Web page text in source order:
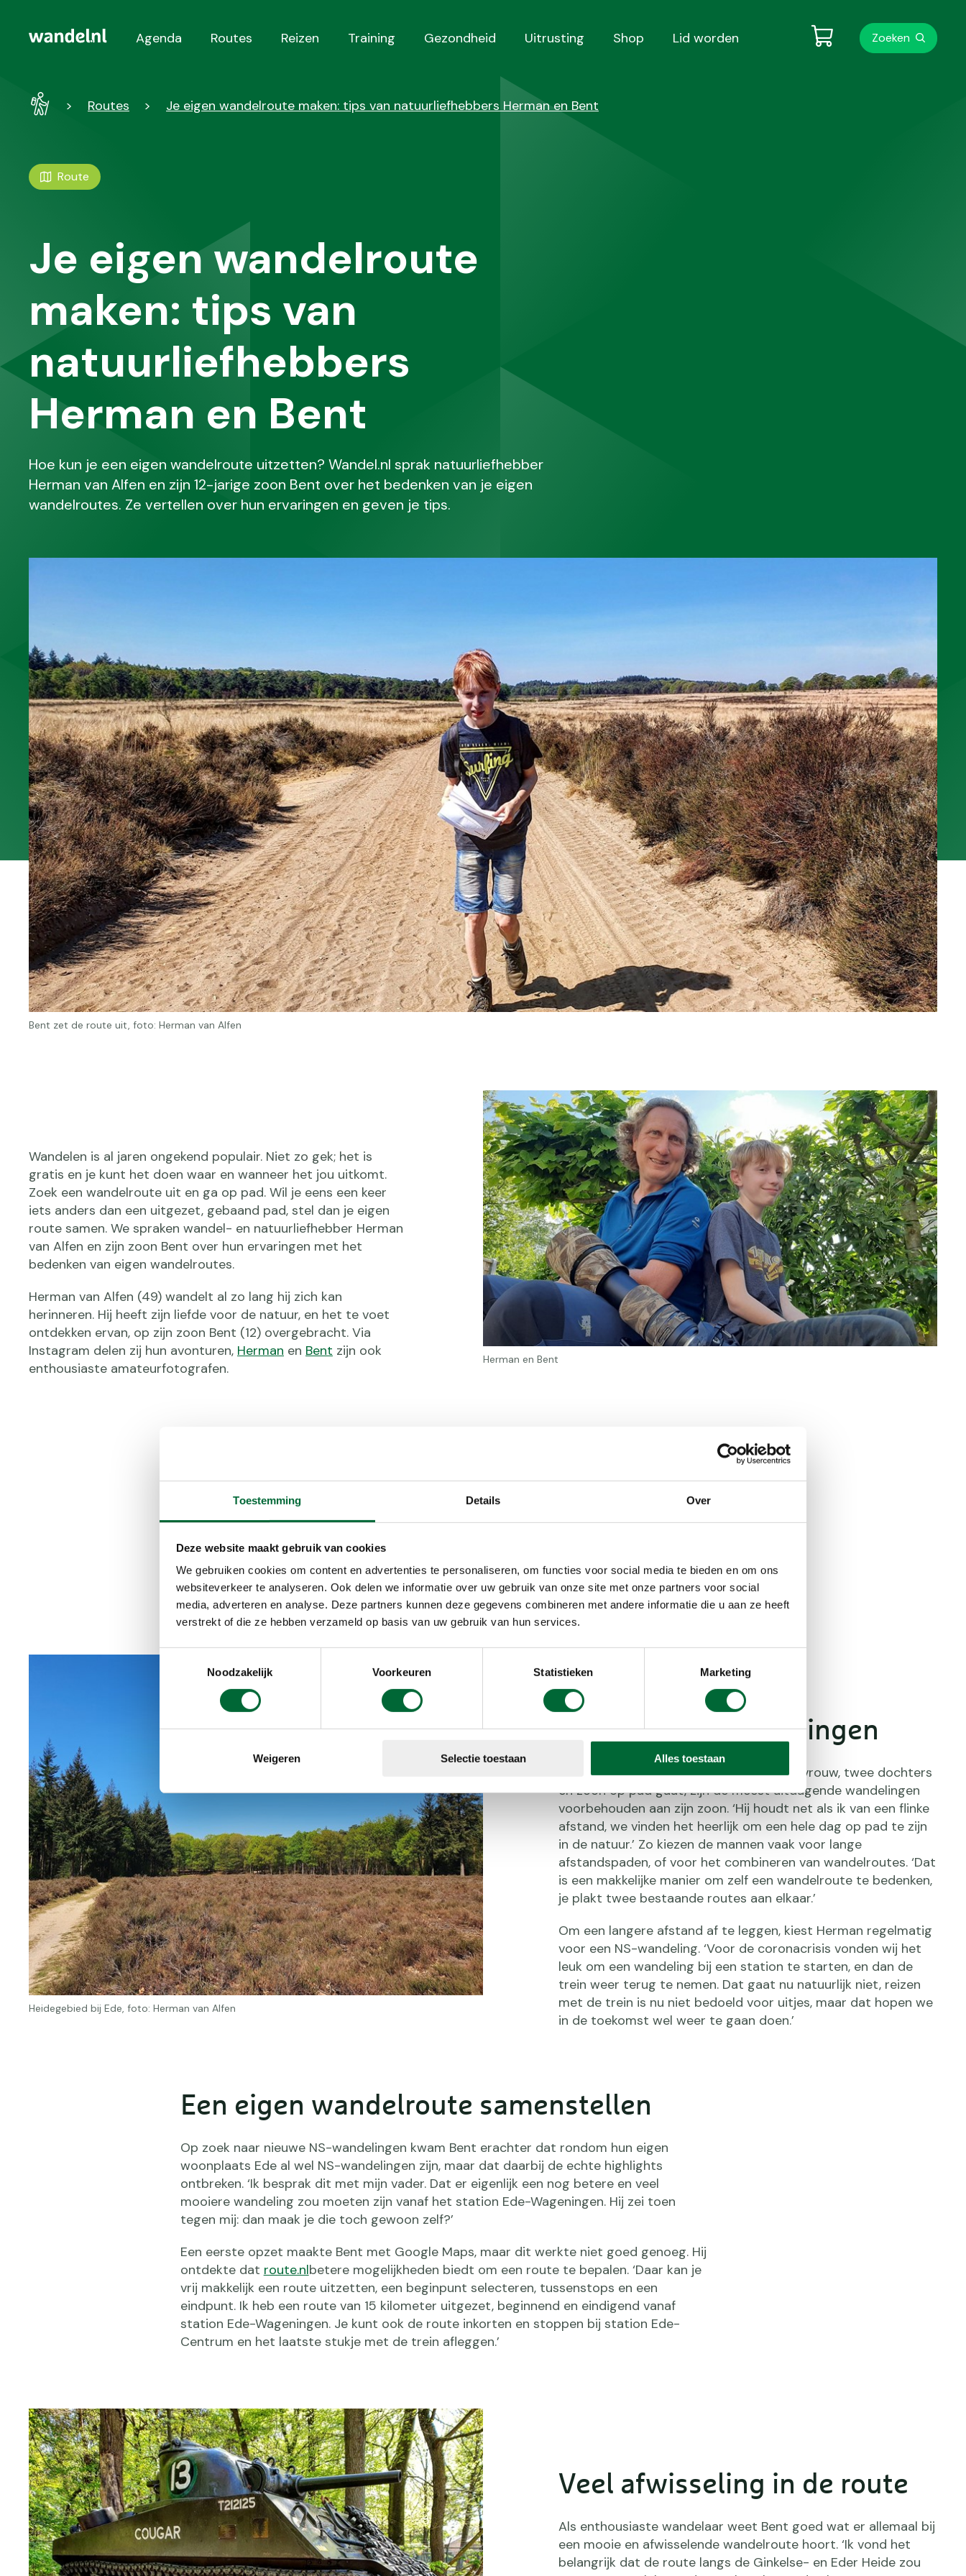
Toestemming Details Over
Deze website maakt gebruik van cookies
We gebruiken cookies om content en advertenties te personaliseren, om functies voor social media te bieden en om ons
websiteverkeer te analyseren. Ook delen we informatie over uw gebruik van onze site met onze partners voor social
media, adverteren en analyse. Deze partners kunnen deze gegevens combineren met andere informatie die u aan ze heeft
verstrekt of die ze hebben verzameld op basis van uw gebruik van hun services.
Toestemmingsselectie
Noodzakelijk
Voorkeuren Statistieken Marketing
Weigeren Selectie toestaan Alles toestaan
Hoofdnavigatie
Agenda Routes Reizen Training Gezondheid Uitrusting Shop Lid worden Zoeken
WandelRoutes Je eigen wandelroute maken: tips van natuurliefhebbers Herman en Bent
Route
Je eigen wandelroute
maken: tips van
natuurliefhebbers
Herman en Bent
Hoe kun je een eigen wandelroute uitzetten? Wandel.nl sprak natuurliefhebber
Herman van Alfen en zijn 12-jarige zoon Bent over het bedenken van je eigen
wandelroutes. Ze vertellen over hun ervaringen en geven je tips.
Bent zet de route uit, foto: Herman van Alfen
Wandelen is al jaren ongekend populair. Niet zo gek; het is
gratis en je kunt het doen waar en wanneer het jou uitkomt.
Zoek een wandelroute uit en ga op pad. Wil je eens een keer
iets anders dan een uitgezet, gebaand pad, stel dan je eigen
route samen. We spraken wandel- en natuurliefhebber Herman
van Alfen en zijn zoon Bent over hun ervaringen met het
bedenken van eigen wandelroutes.
Herman van Alfen (49) wandelt al zo lang hij zich kan
herinneren. Hij heeft zijn liefde voor de natuur, en het te voet
ontdekken ervan, op zijn zoon Bent (12) overgebracht. Via
Instagram delen zij hun avonturen, Herman en Bent zijn ook
enthousiaste amateurfotografen.
Herman en Bent
krijgen, en vooral ook anderen te inspireren om naar buiten te gaan.’ Kiest hij voor
uitgezette routes? ‘Daar begint iedereen denk ik wel mee. De paaltjes volgen, of een
beschrijving, dat heb ik veel gedaan, en doen we nog steeds wel. Mijn zoon vindt het
toen ik kleiner was al doen, soms snapte ik het niet allemaal. Nu natuurlijk wel. We gaan
ook wel eens met z’n allen wandelen, dan wissel ik het lezen van de routebeschrijving
met mijn zussen af.’
Heidegebied bij Ede, foto: Herman van Alfen
Uitdagende wandelingen
Hoewel Herman ook regelmatig met zijn vrouw, twee dochters
en zoon op pad gaat, zijn de meest uitdagende wandelingen
voorbehouden aan zijn zoon. ‘Hij houdt net als ik van een flinke
afstand, we vinden het heerlijk om een hele dag op pad te zijn
in de natuur.’ Zo kiezen de mannen vaak voor lange
afstandspaden, of voor het combineren van wandelroutes. ‘Dat
is een makkelijke manier om zelf een wandelroute te bedenken,
je plakt twee bestaande routes aan elkaar.’
Om een langere afstand af te leggen, kiest Herman regelmatig
voor een NS-wandeling. ‘Voor de coronacrisis vonden wij het
leuk om een wandeling bij een station te starten, en dan de
trein weer terug te nemen. Dat gaat nu natuurlijk niet, reizen
met de trein is nu niet bedoeld voor uitjes, maar dat hopen we
in de toekomst wel weer te gaan doen.’
Een eigen wandelroute samenstellen
Op zoek naar nieuwe NS-wandelingen kwam Bent erachter dat rondom hun eigen
woonplaats Ede al wel NS-wandelingen zijn, maar dat daarbij de echte highlights
ontbreken. ‘Ik besprak dit met mijn vader. Dat er eigenlijk een nog betere en veel
mooiere wandeling zou moeten zijn vanaf het station Ede-Wageningen. Hij zei toen
tegen mij: dan maak je die toch gewoon zelf?’
Een eerste opzet maakte Bent met Google Maps, maar dit werkte niet goed genoeg. Hij
ontdekte dat route.nlbetere mogelijkheden biedt om een route te bepalen. ‘Daar kan je
vrij makkelijk een route uitzetten, een beginpunt selecteren, tussenstops en een
eindpunt. Ik heb een route van 15 kilometer uitgezet, beginnend en eindigend vanaf
station Ede-Wageningen. Je kunt ook de route inkorten en stoppen bij station Ede-
Centrum en het laatste stukje met de trein afleggen.’
Veel afwisseling in de route
Als enthousiaste wandelaar weet Bent goed wat er allemaal bij
een mooie en afwisselende wandelroute hoort. ‘Ik vond het
belangrijk dat de route langs de Ginkelse- en Eder Heide zou